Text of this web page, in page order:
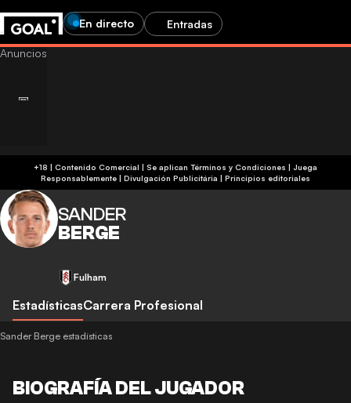
En directo Entradas
+18 | Contenido Comercial | Se aplican Términos y Condiciones | Juega
Responsablemente | Divulgación Publicitária | Principios editoriales
SANDER
BERGE
Fulham
EstadísticasCarrera Profesional
Sander Berge estadísticas
BIOGRAFÍA DEL JUGADOR